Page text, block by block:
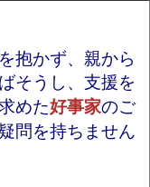
抱かず、親から
そうし、支援を
めた好事家のご
問を持ちません